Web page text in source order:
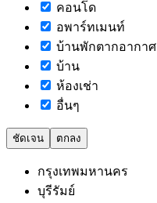
คอนโด
อพาร์ทเมนท์
บ้านพักตากอากาศ
บ้าน
ห้องเช่า
อื่นๆ
ชัดเจน ตกลง
กรุงเทพมหานคร
บุรีรัมย์